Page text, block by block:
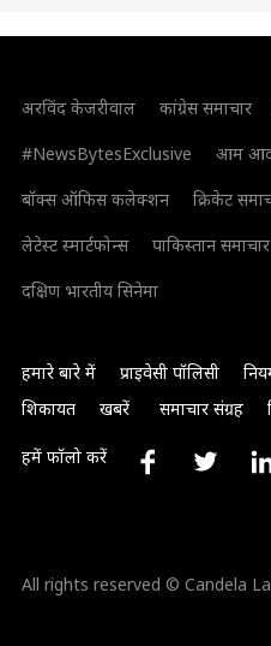
अरविंद केजरीवाल कांग्रेस समाचार
#NewsBytesExclusive
आम
बॉक्स ऑफिस कलेक्शन
क्रिकेट
लेटेस्ट स्मार्टफोन्स
पाकिस्तान समाचार
दक्षिण भारतीय सिनेमा
हमारे बारे में प्राइवेसी पॉलिसी
शिकायत
खबरें समाचार संग्रह
हमें फॉलो करें
All rights reserved © Candela